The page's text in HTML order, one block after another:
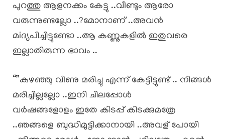
പുറത്തു ആളനക്കം കേട്ടു ..വീണ്ടും ആരോ
വരുന്നുണ്ടല്ലോ ..?മോനാണ് ..അവൻ
മiദ്യപിച്ചിട്ടുണ്ടോ ..ആ കണ്ണുകളിൽ ഇതുവരെ
ഇല്ലാതിരുന്ന ഭാവം ..
“”കുഴഞ്ഞു വീണു മരിച്ചു എന്ന് കേട്ടിട്ടുണ്ട് .. നിങ്ങൾ
മരിച്ചില്ലല്ലോ ..ഇനി ചിലപ്പോൾ
വർഷങ്ങളോളം ഇതേ കിടപ്പ്‌ കിടക്കുമത്രേ
..ഞങ്ങളെ ബുദ്ധിമുട്ടിക്കാനായി ..അവള് പോയി